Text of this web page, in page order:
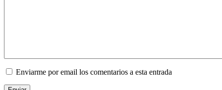
Enviarme por email los comentarios a esta entrada